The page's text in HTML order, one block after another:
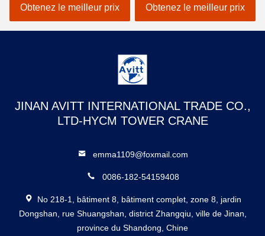
bâtiment grue
Obtenez le meilleur prix
6tObtenez le meilleur prix
JINAN AVITT INTERNATIONAL TRADE CO.,
LTD-HYCM TOWER CRANE
emma1109@foxmail.com
0086-182-54159408
No 218-1, bâtiment 8, bâtiment complet, zone 8, jardin
Dongshan, rue Shuangshan, district Zhangqiu, ville de Jinan,
province du Shandong, Chine